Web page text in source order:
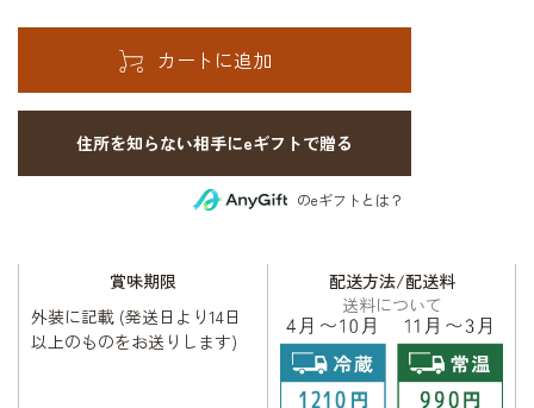
住所を知らない相手にeギフトで贈る
のeギフトとは？
賞味期限
外装に記載 (発送日より14日
以上のものをお送りします)
配送方法/配送料
送料について